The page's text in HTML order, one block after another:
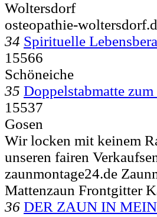
Woltersdorf
osteopathie-
34 Spirituelle
15566
Schöneiche
35 Doppelstabmatte
15537
Gosen
Wir locken mit keinem
unseren fairen
zaunmontage24.de
Mattenzaun Frontgitter
36 DER ZAUN IN